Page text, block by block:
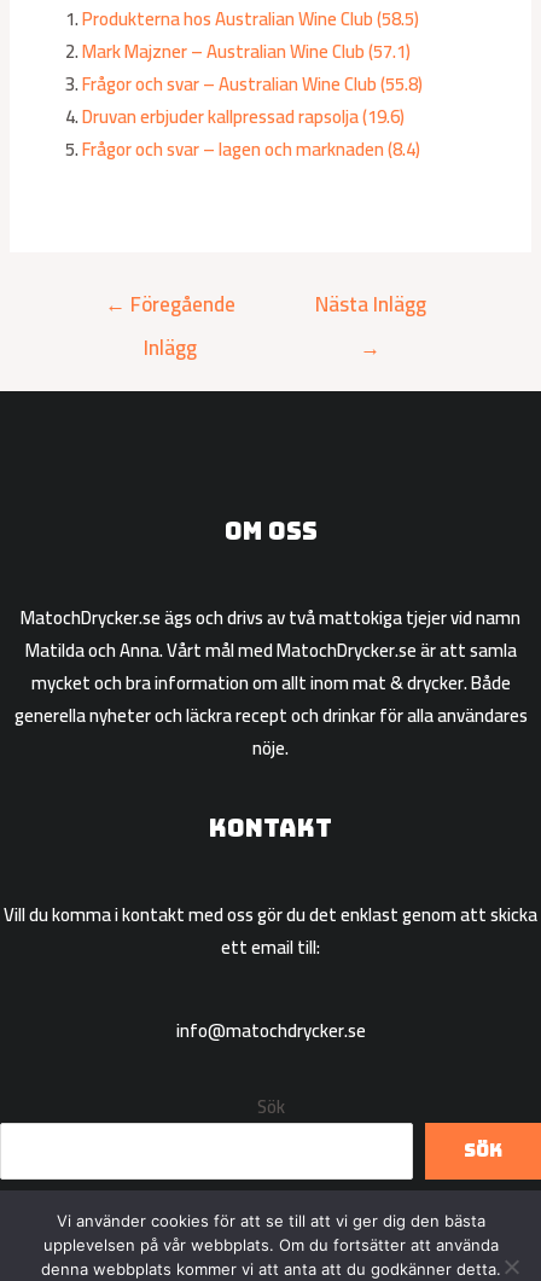
Produkterna hos Australian Wine Club (58.5)
Mark Majzner – Australian Wine Club (57.1)
Frågor och svar – Australian Wine Club (55.8)
Druvan erbjuder kallpressad rapsolja (19.6)
Frågor och svar – lagen och marknaden (8.4)
← Föregående
Inlägg
Nästa Inlägg
→
Om oss
MatochDrycker.se ägs och drivs av två mattokiga tjejer vid namn
Matilda och Anna. Vårt mål med MatochDrycker.se är att samla
mycket och bra information om allt inom mat & drycker. Både
generella nyheter och läckra recept och drinkar för alla användares
nöje.
Kontakt
Vill du komma i kontakt med oss gör du det enklast genom att skicka
ett email till:
info@matochdrycker.se
Sök
Sök
Vi använder cookies för att se till att vi ger dig den bästa
upplevelsen på vår webbplats. Om du fortsätter att använda
denna webbplats kommer vi att anta att du godkänner detta.